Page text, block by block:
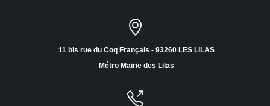
11 bis rue du Coq Français - 93260 LES LILAS
Métro Mairie des Lilas